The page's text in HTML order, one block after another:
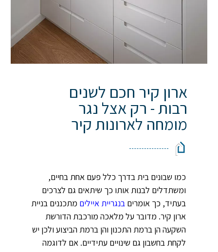
ארון קיר חכם לשנים
רבות - רק אצל נגר
מומחה לארונות קיר ‏
כמו שבונים בית בדרך כלל פעם אחת בחיים,
ומשתדלים לבנות אותו כך שיתאים גם לצרכים
בעתיד, כך אומרים בנגריית איילים מתכננים בניית
ארון קיר. מדובר על מלאכה מורכבת הדורשת
השקעה הן ברמת התכנון והן ברמת הביצוע ולכן יש
לקחת בחשבון גם שינויים עתידיים. אם לדוגמה